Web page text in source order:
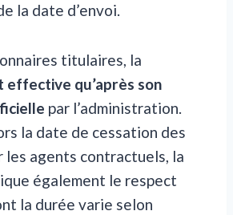
la date d’envoi.
titulaires, la
effective qu’après son
par l’administration.
la date de cessation des
les agents contractuels, la
également le respect
la durée varie selon